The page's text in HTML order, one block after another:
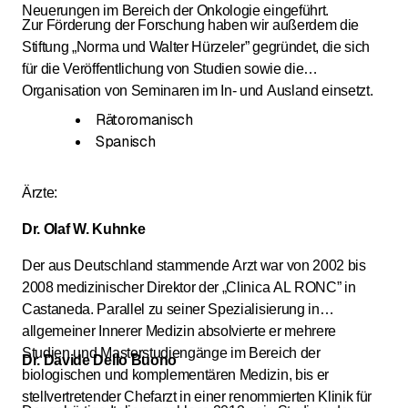
Neuerungen im Bereich der Onkologie eingeführt.
Zur Förderung der Forschung haben wir außerdem die
Stiftung „Norma und Walter Hürzeler” gegründet, die sich
für die Veröffentlichung von Studien sowie die
Organisation von Seminaren im In- und Ausland einsetzt.
Rätoromanisch
Spanisch
Ärzte:
Dr. Olaf W. Kuhnke
Der aus Deutschland stammende Arzt war von 2002 bis
2008 medizinischer Direktor der „Clinica AL RONC” in
Castaneda. Parallel zu seiner Spezialisierung in
allgemeiner Innerer Medizin absolvierte er mehrere
Studien und Masterstudiengänge im Bereich der
biologischen und komplementären Medizin, bis er
stellvertretender Chefarzt in einer renommierten Klinik für
Dr. Davide Dello Buono